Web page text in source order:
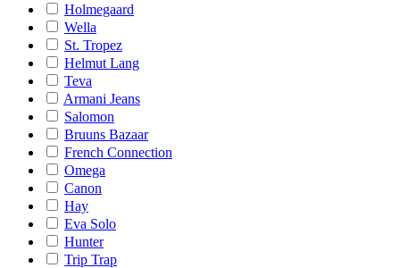
Holmegaard
Wella
St. Tropez
Helmut Lang
Teva
Armani Jeans
Salomon
Bruuns Bazaar
French Connection
Omega
Canon
Hay
Eva Solo
Hunter
Trip Trap